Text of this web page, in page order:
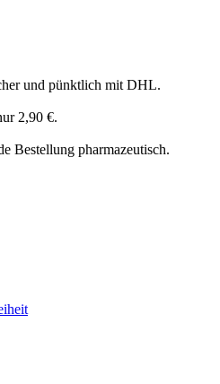
und pünktlich mit DHL.
2,90 €.
Bestellung pharmazeutisch.